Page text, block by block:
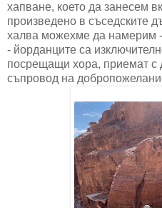
хапване, което да занесем
произведено в съседските
халва можехме да намерим -
- йорданците са
посрещащи хора, приемат с
съпровод на